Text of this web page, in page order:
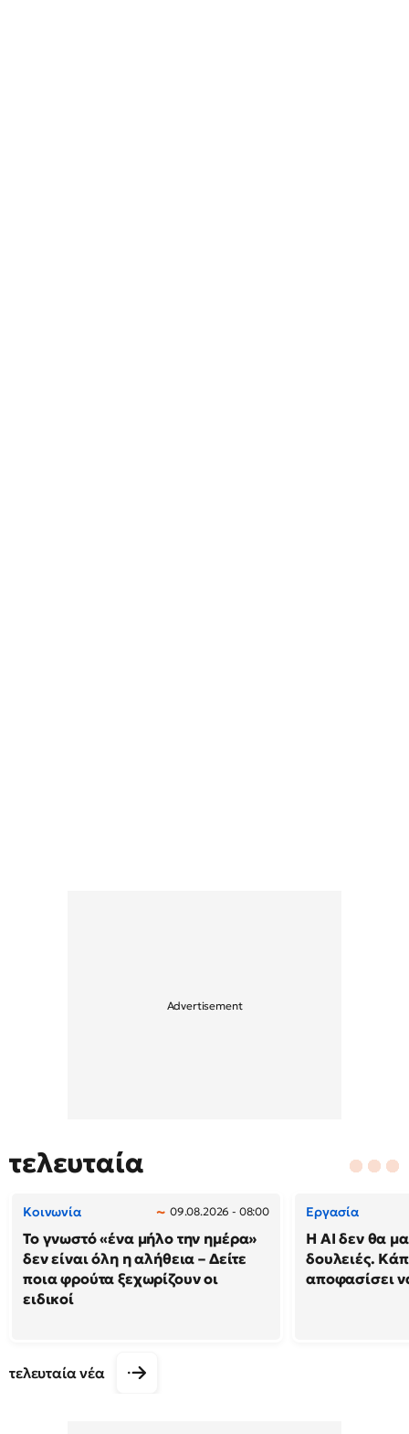
τελευταία
Κοινωνία 09.08.2026 - 08:00
Το γνωστό «ένα μήλο την ημέρα»
δεν είναι όλη η αλήθεια – Δείτε
ποια φρούτα ξεχωρίζουν οι
ειδικοί
Εργασία
Η AI δεν θα
δουλειές.
αποφασίσει
τελευταία νέα